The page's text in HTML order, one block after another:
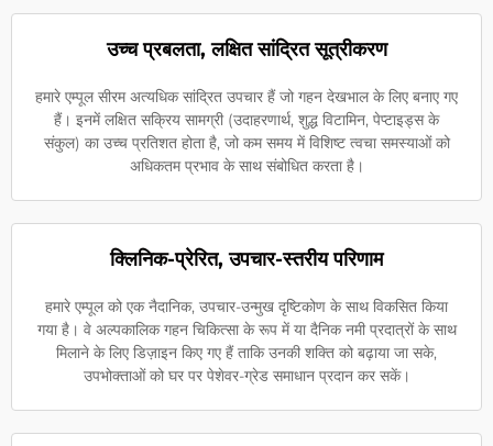
उच्च प्रबलता, लक्षित सांद्रित सूत्रीकरण
हमारे एम्पूल सीरम अत्यधिक सांद्रित उपचार हैं जो गहन देखभाल के लिए बनाए गए
हैं। इनमें लक्षित सक्रिय सामग्री (उदाहरणार्थ, शुद्ध विटामिन, पेप्टाइड्स के
संकुल) का उच्च प्रतिशत होता है, जो कम समय में विशिष्ट त्वचा समस्याओं को
अधिकतम प्रभाव के साथ संबोधित करता है।
क्लिनिक-प्रेरित, उपचार-स्तरीय परिणाम
हमारे एम्पूल को एक नैदानिक, उपचार-उन्मुख दृष्टिकोण के साथ विकसित किया
गया है। वे अल्पकालिक गहन चिकित्सा के रूप में या दैनिक नमी प्रदात्रों के साथ
मिलाने के लिए डिज़ाइन किए गए हैं ताकि उनकी शक्ति को बढ़ाया जा सके,
उपभोक्ताओं को घर पर पेशेवर-ग्रेड समाधान प्रदान कर सकें।